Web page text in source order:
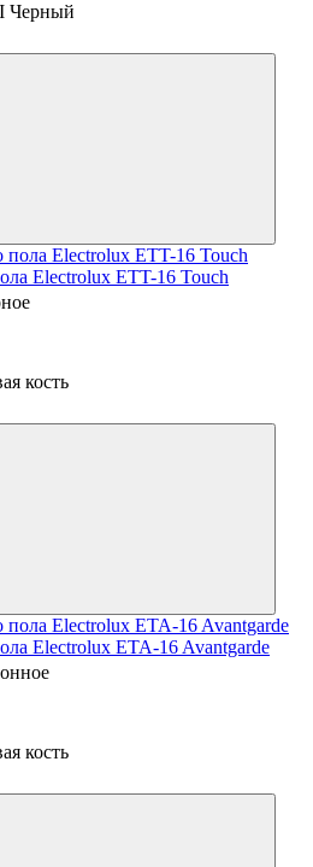
Черный
Electrolux ETT-16 Touch
кость
Electrolux ETA-16 Avantgarde
кость